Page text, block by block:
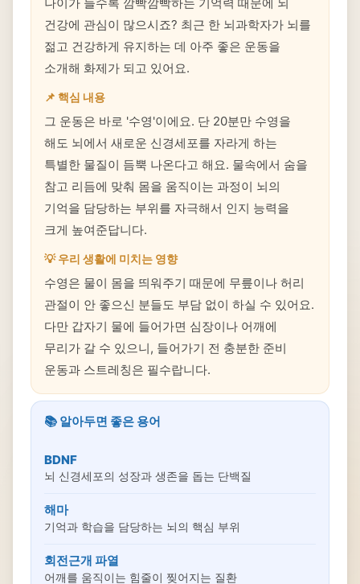
건강에 관심이 많으시죠? 최근 한 뇌과학자가 뇌를
젊고 건강하게 유지하는 데 아주 좋은 운동을
소개해 화제가 되고 있어요.
📌 핵심 내용
그 운동은 바로 '수영'이에요. 단 20분만 수영을
해도 뇌에서 새로운 신경세포를 자라게 하는
특별한 물질이 듬뿍 나온다고 해요. 물속에서 숨을
참고 리듬에 맞춰 몸을 움직이는 과정이 뇌의
기억을 담당하는 부위를 자극해서 인지 능력을
크게 높여준답니다.
💡 우리 생활에 미치는 영향
수영은 물이 몸을 띄워주기 때문에 무릎이나 허리
관절이 안 좋으신 분들도 부담 없이 하실 수 있어요.
다만 갑자기 물에 들어가면 심장이나 어깨에
무리가 갈 수 있으니, 들어가기 전 충분한 준비
운동과 스트레칭은 필수랍니다.
📚 알아두면 좋은 용어
BDNF
뇌 신경세포의 성장과 생존을 돕는 단백질
해마
기억과 학습을 담당하는 뇌의 핵심 부위
회전근개 파열
어깨를 움직이는 힘줄이 찢어지는 질환